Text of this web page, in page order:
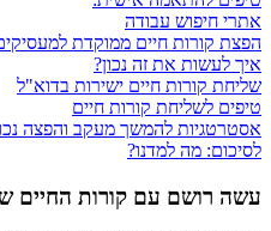
אתרי חיפוש עבודה
הפצת קורות חיים ממוקדת למעסיקים
איך לעשות את זה נכון?
שליחת קורות חיים ישירות בדוא"ל
טיפים לשליחת קורות חיים
אסטרטגיות להמשך מעקב והפצה
לסיכום: מה למדנו?
עשה רושם עם קורות החיים